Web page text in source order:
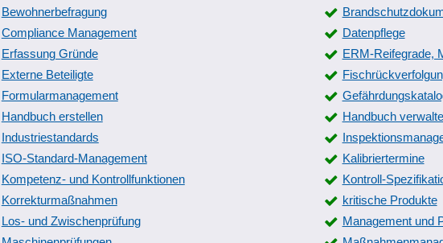
Telefon-Kostenschätzung
Themenverbindung
Themenverfolgung
Unterweisungshistorie
virtueller
Vorgangsdokumente
Vorgangsordner
Wärmeschutznachweis
Wirtschaftsgüter
Zentrale Dokumentation
Bewohnerbefragung
Compliance Management
Datenpflege
Erfassung Gründe
ERM-Reifegrade,
Externe Beteiligte
Formularmanagement
Handbuch erstellen
Handbuch
Industriestandards
ISO-Standard-Management
Kalibriertermine
Kompetenz- und Kontrollfunktionen
Kontroll-
Korrekturmaßnahmen
kritische Produkte
Los- und Zwischenprüfung
Management und